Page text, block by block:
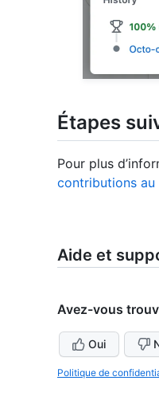
Étapes
Pour plus
contributions
Aide et
Avez-vous
Oui
Politique de